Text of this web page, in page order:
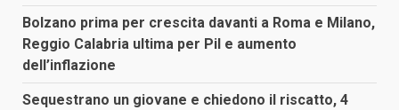
Bolzano prima per crescita davanti a Roma e Milano,
Reggio Calabria ultima per Pil e aumento
dell’inflazione
Sequestrano un giovane e chiedono il riscatto, 4